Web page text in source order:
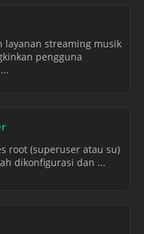
layanan streaming musik
pengguna
root (superuser atau su)
dikonfigurasi dan ...